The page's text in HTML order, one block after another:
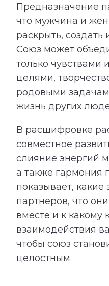
Предназначение
что мужчина и
раскрыть, создать
Союз может
только
целями,
родовыми
жизнь других
В расшифровке
совместное
слияние энергий
а также гармония
показывает,
партнеров, что
вместе и к какому
взаимодействия
чтобы союз
целостным.